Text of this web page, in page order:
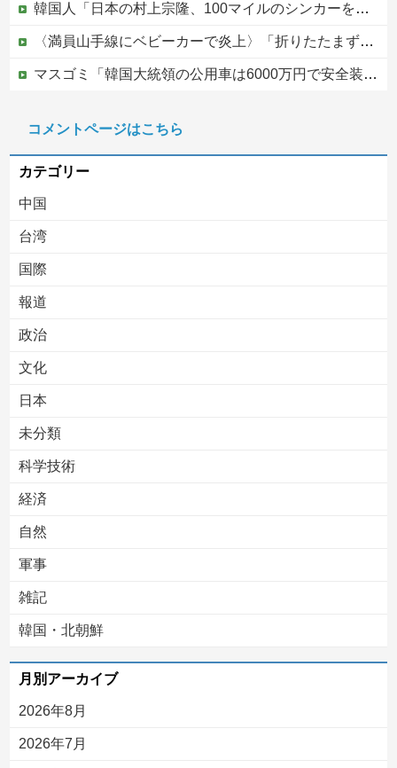
韓国人「日本の村上宗隆、100マイルのシンカーを逆方向に・・・2戦連発の26号ソロホームラン」→「羨ましすぎる 韓国はこんな打者がいなのか」「ア...
〈満員山手線にベビーカーで炎上〉「折りたたまず乗車できる」はずなのに…JR東日本が示した見解
マスゴミ「韓国大統領の公用車は6000万円で安全装備！」「高市の公用車は3000万円で贅沢！」
被災者で湧き水が有難い「土葬は絶対にダメだ】
コメントページはこちら
カテゴリー
中国
台湾
国際
報道
政治
文化
日本
未分類
科学技術
経済
自然
軍事
雑記
韓国・北朝鮮
月別アーカイブ
2026年8月
2026年7月